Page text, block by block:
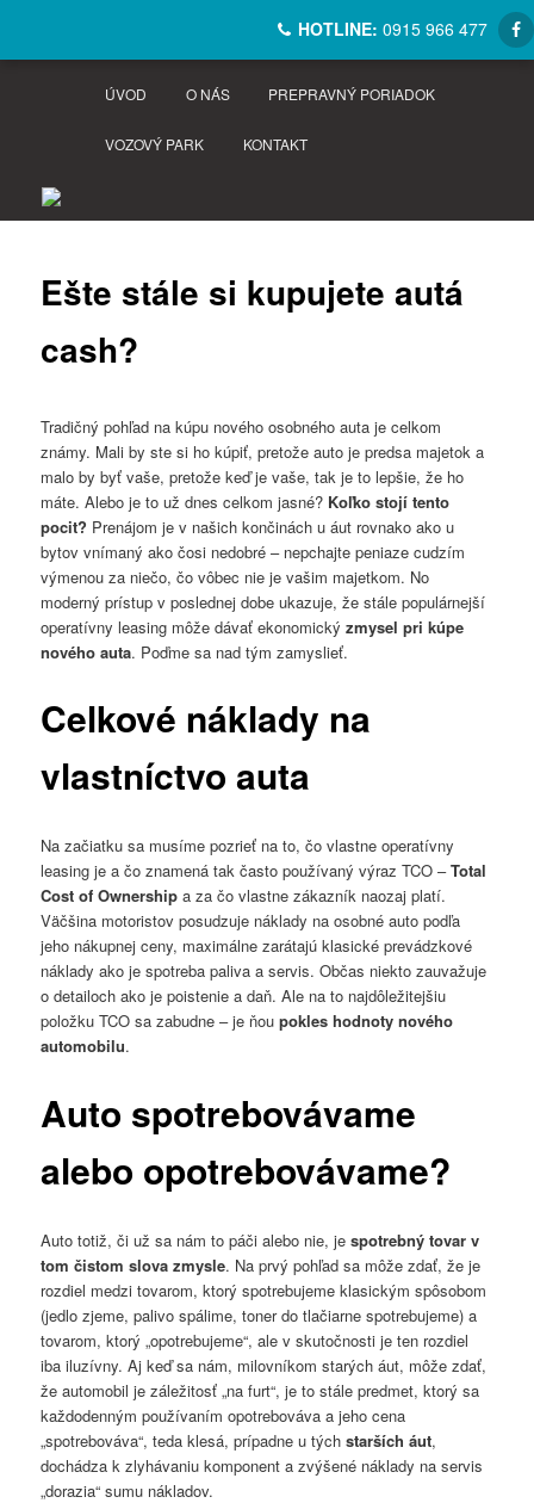
HOTLINE: 0915 966 477
ÚVOD O NÁS PREPRAVNÝ PORIADOK
VOZOVÝ PARK KONTAKT
Ešte stále si kupujete autá
cash?
Tradičný pohľad na kúpu nového osobného auta je celkom
známy. Mali by ste si ho kúpiť, pretože auto je predsa majetok a
malo by byť vaše, pretože keď je vaše, tak je to lepšie, že ho
máte. Alebo je to už dnes celkom jasné? Koľko stojí tento
pocit? Prenájom je v našich končinách u áut rovnako ako u
bytov vnímaný ako čosi nedobré – nepchajte peniaze cudzím
výmenou za niečo, čo vôbec nie je vašim majetkom. No
moderný prístup v poslednej dobe ukazuje, že stále populárnejší
operatívny leasing môže dávať ekonomickýzmysel pri kúpe
nového auta. Poďme sa nad tým zamyslieť.
Celkové náklady na
vlastníctvo auta
Na začiatku sa musíme pozrieť na to, čo vlastne operatívny
leasing je a čo znamená tak často používaný výraz TCO –Total
Cost of Ownership a za čo vlastne zákazník naozaj platí.
Väčšina motoristov posudzuje náklady na osobné auto podľa
jeho nákupnej ceny, maximálne zarátajú klasické prevádzkové
náklady ako je spotreba paliva a servis. Občas niekto zauvažuje
o detailoch ako je poistenie a daň. Ale na to najdôležitejšiu
položku TCO sa zabudne – je ňoupokles hodnoty nového
automobilu.
Auto spotrebovávame
alebo opotrebovávame?
Auto totiž, či už sa nám to páči alebo nie, jespotrebný tovar v
tom čistom slova zmysle. Na prvý pohľad sa môže zdať, že je
rozdiel medzi tovarom, ktorý spotrebujeme klasickým spôsobom
(jedlo zjeme, palivo spálime, toner do tlačiarne spotrebujeme) a
tovarom, ktorý „opotrebujeme“, ale v skutočnosti je ten rozdiel
iba iluzívny. Aj keď sa nám, milovníkom starých áut, môže zdať,
že automobil je záležitosť „na furt“, je to stále predmet, ktorý sa
každodenným používaním opotrebováva a jeho cena
„spotrebováva“, teda klesá, prípadne u týchstarších áut,
dochádza k zlyhávaniu komponent a zvýšené náklady na servis
„dorazia“ sumu nákladov.